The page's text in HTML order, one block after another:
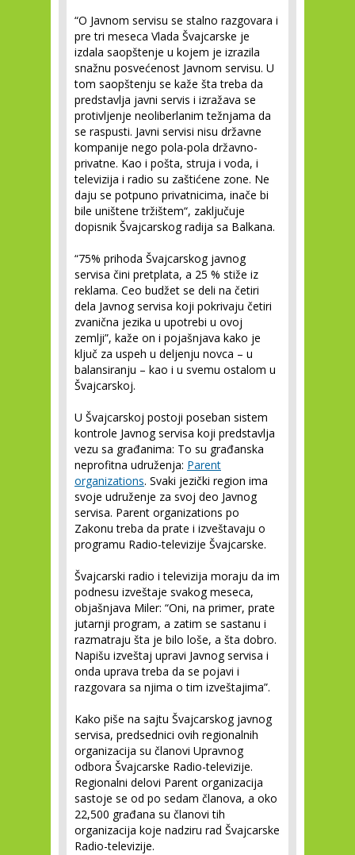
“O Javnom servisu se stalno razgovara i
pre tri meseca Vlada Švajcarske je
izdala saopštenje u kojem je izrazila
snažnu posvećenost Javnom servisu. U
tom saopštenju se kaže šta treba da
predstavlja javni servis i izražava se
protivljenje neoliberlanim težnjama da
se raspusti. Javni servisi nisu državne
kompanije nego pola-pola državno-
privatne. Kao i pošta, struja i voda, i
televizija i radio su zaštićene zone. Ne
daju se potpuno privatnicima, inače bi
bile uništene tržištem“, zaključuje
dopisnik Švajcarskog radija sa Balkana.
“75% prihoda Švajcarskog javnog
servisa čini pretplata, a 25 % stiže iz
reklama. Ceo budžet se deli na četiri
dela Javnog servisa koji pokrivaju četiri
zvanična jezika u upotrebi u ovoj
zemlji”, kaže on i pojašnjava kako je
ključ za uspeh u deljenju novca – u
balansiranju – kao i u svemu ostalom u
Švajcarskoj.
U Švajcarskoj postoji poseban sistem
kontrole Javnog servisa koji predstavlja
vezu sa građanima: To su građanska
neprofitna udruženja: Parent
organizations. Svaki jezički region ima
svoje udruženje za svoj deo Javnog
servisa. Parent organizations po
Zakonu treba da prate i izveštavaju o
programu Radio-televizije Švajcarske.
Švajcarski radio i televizija moraju da im
podnesu izveštaje svakog meseca,
objašnjava Miler: “Oni, na primer, prate
jutarnji program, a zatim se sastanu i
razmatraju šta je bilo loše, a šta dobro.
Napišu izveštaj upravi Javnog servisa i
onda uprava treba da se pojavi i
razgovara sa njima o tim izveštajima”.
Kako piše na sajtu Švajcarskog javnog
servisa, predsednici ovih regionalnih
organizacija su članovi Upravnog
odbora Švajcarske Radio-televizije.
Regionalni delovi Parent organizacija
sastoje se od po sedam članova, a oko
22,500 građana su članovi tih
organizacija koje nadziru rad Švajcarske
Radio-televizije.